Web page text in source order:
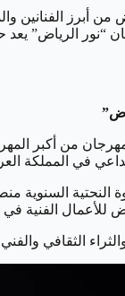
من أبرز الفنانين
“نور الرياض” يعد
في
النحتية
للأعمال الفنية
الثقافي